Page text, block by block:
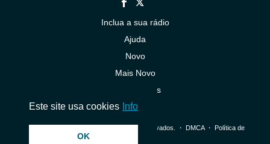
Inclua a sua rádio
Ajuda
Novo
Mais Novo
Contacte-nos
© 2026 InstantAudio. Todos os direitos reservados. ・ DMCA・ Política de
Este site usa cookies Info
OK